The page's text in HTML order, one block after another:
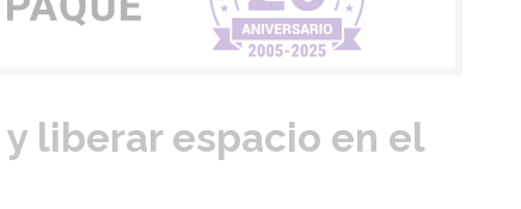
liberar espacio en el